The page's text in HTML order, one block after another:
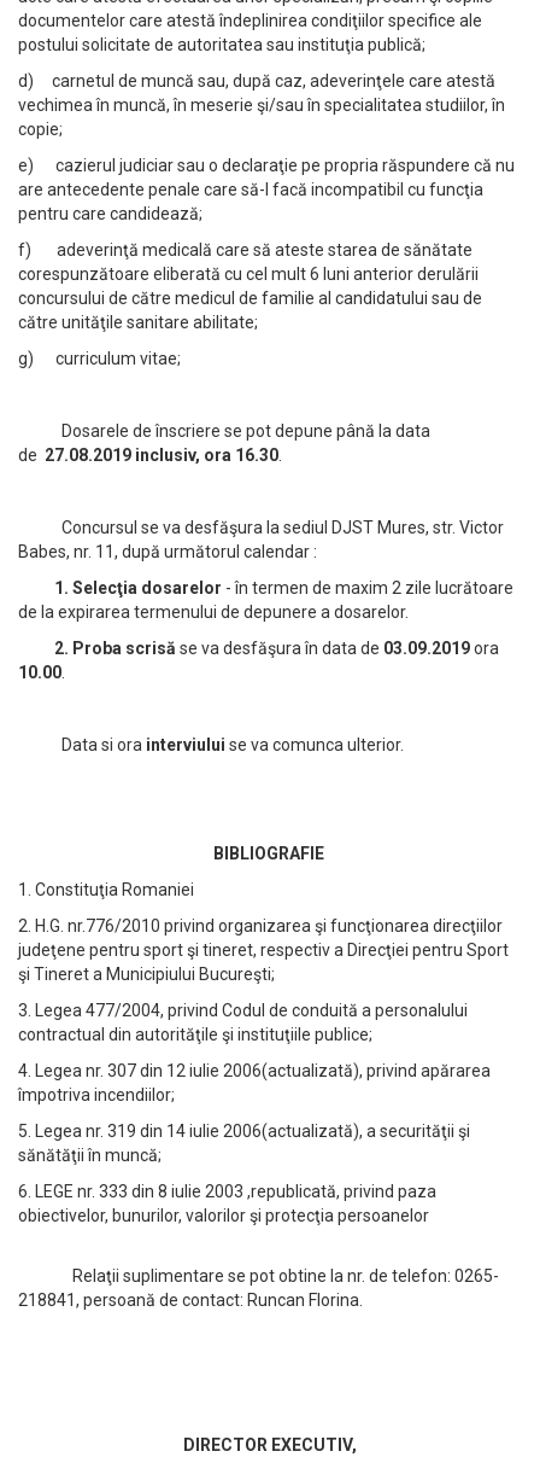
documentelor care atestă îndeplinirea condiţiilor specifice ale
postului solicitate de autoritatea sau instituţia publică;
d) carnetul de muncă sau, după caz, adeverinţele care atestă
vechimea în muncă, în meserie şi/sau în specialitatea studiilor, în
copie;
e) cazierul judiciar sau o declaraţie pe propria răspundere că nu
are antecedente penale care să-l facă incompatibil cu funcţia
pentru care candidează;
f) adeverinţă medicală care să ateste starea de sănătate
corespunzătoare eliberată cu cel mult 6 luni anterior derulării
concursului de către medicul de familie al candidatului sau de
către unităţile sanitare abilitate;
g) curriculum vitae;
Dosarele de înscriere se pot depune până la data
de 27.08.2019 inclusiv, ora 16.30
Concursul se va desfăşura la sediul DJST Mures, str. Victor
Babes, nr. 11, după următorul calendar :
1. Selecţia dosarelor - în termen de maxim 2 zile lucrătoare
de la expirarea termenului de depunere a dosarelor.
2. Proba scrisă se va desfăşura în data de 03.09.2019ora
10.00
Data si ora interviului se va comunca ulterior.
BIBLIOGRAFIE
1. Constituţia Romaniei
2. H.G. nr.776/2010 privind organizarea şi funcţionarea direcţiilor
judeţene pentru sport şi tineret, respectiv a Direcţiei pentru Sport
şi Tineret a Municipiului Bucureşti;
3. Legea 477/2004, privind Codul de conduită a personalului
contractual din autorităţile şi instituţiile publice;
4. Legea nr. 307 din 12 iulie 2006(actualizată), privind apărarea
împotriva incendiilor;
5. Legea nr. 319 din 14 iulie 2006(actualizată), a securităţii şi
sănătăţii în muncă;
6. LEGE nr. 333 din 8 iulie 2003 ,republicată, privind paza
obiectivelor, bunurilor, valorilor şi protecţia persoanelor
Relaţii suplimentare se pot obtine la nr. de telefon: 0265-
218841, persoană de contact: Runcan Florina.
DIRECTOR EXECUTIV,